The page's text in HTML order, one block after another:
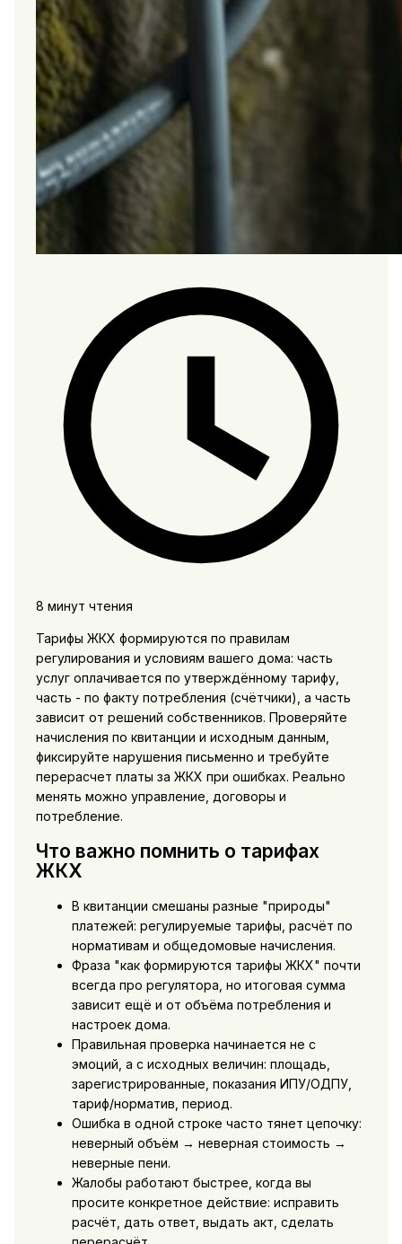
8 минут чтения
Тарифы ЖКХ формируются по правилам
регулирования и условиям вашего дома: часть
услуг оплачивается по утверждённому тарифу,
часть - по факту потребления (счётчики), а часть
зависит от решений собственников. Проверяйте
начисления по квитанции и исходным данным,
фиксируйте нарушения письменно и требуйте
перерасчет платы за ЖКХ при ошибках. Реально
менять можно управление, договоры и
потребление.
Что важно помнить о тарифах
ЖКХ
В квитанции смешаны разные "природы"
платежей: регулируемые тарифы, расчёт по
нормативам и общедомовые начисления.
Фраза "как формируются тарифы ЖКХ" почти
всегда про регулятора, но итоговая сумма
зависит ещё и от объёма потребления и
настроек дома.
Правильная проверка начинается не с
эмоций, а с исходных величин: площадь,
зарегистрированные, показания ИПУ/ОДПУ,
тариф/норматив, период.
Ошибка в одной строке часто тянет цепочку:
неверный объём → неверная стоимость →
неверные пени.
Жалобы работают быстрее, когда вы
просите конкретное действие: исправить
расчёт, дать ответ, выдать акт, сделать